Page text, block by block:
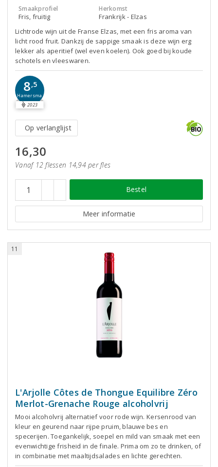
Smaakprofiel
Fris, fruitig
Herkomst
Frankrijk - Elzas
Lichtrode wijn uit de Franse Elzas, met een fris aroma van
licht rood fruit. Dankzij de sappige smaak is deze wijn erg
lekker als aperitief (wel even koelen). Ook goed bij koude
schotels en vleeswaren.
8,5
Hamersma
2023
Op verlanglijst
16,30
Vanaf 12 flessen 14,94 per fles
Bestel
Meer informatie
11
L'Arjolle Côtes de Thongue Equilibre Zéro
Merlot-Grenache Rouge alcoholvrij
Mooi alcoholvrij alternatief voor rode wijn. Kersenrood van
kleur en geurend naar rijpe pruim, blauwe bes en
specerijen. Toegankelijk, soepel en mild van smaak met een
evenwichtige frisheid in de finale. Prima om zo te drinken, of
in combinatie met maaltijdsalades en lichte gerechten.